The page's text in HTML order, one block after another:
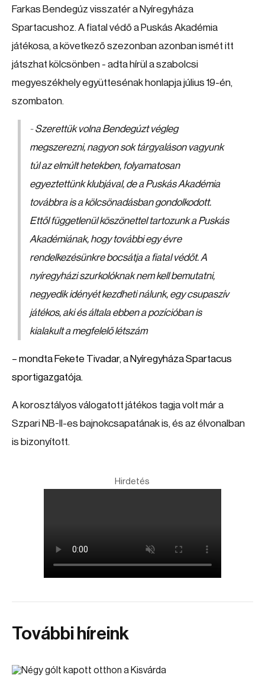
Farkas Bendegúz visszatér a Nyíregyháza
Spartacushoz. A fiatal védő a Puskás Akadémia
játékosa, a következő szezonban azonban ismét itt
játszhat kölcsönben - adta hírül a szabolcsi
megyeszékhely együttesénak honlapja július 19-én,
szombaton.
-Szerettük volna Bendegúzt végleg
megszerezni, nagyon sok tárgyaláson vagyunk
túl az elmúlt hetekben, folyamatosan
egyeztettünk klubjával, de a Puskás Akadémia
továbbra is a kölcsönadásban gondolkodott.
Ettől függetlenül köszönettel tartozunk a Puskás
Akadémiának, hogy további egy évre
rendelkezésünkre bocsátja a fiatal védőt. A
nyíregyházi szurkolóknak nem kell bemutatni,
negyedik idényét kezdheti nálunk, egy csupaszív
játékos, aki és általa ebben a pozícióban is
kialakult a megfelelő létszám
– mondta Fekete Tivadar, a Nyíregyháza Spartacus
sportigazgatója.
A korosztályos válogatott játékos tagja volt már a
Szpari NB-II-es bajnokcsapatának is, és az élvonalban
is bizonyított.
Hirdetés
További híreink